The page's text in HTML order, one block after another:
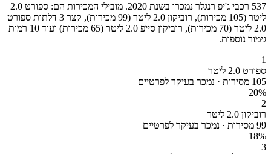
537 רכבי ג'יפ רנגלר נמכרו בשנת 2020. מובילי המכירות הם: ספורט 2.0
ליטר (105 מכירות), רוביקון 2.0 ליטר (99 מכירות), קצר 3 דלתות ספורט
2.0 ליטר (70 מכירות), רוביקון סייפ 2.0 ליטר (65 מכירות) ועוד 10 רמות
גימור נוספות.
1
ספורט 2.0 ליטר
105 מסירות · נמכר בעיקר לפרטיים
20%
2
רוביקון 2.0 ליטר
99 מסירות · נמכר בעיקר לפרטיים
18%
3